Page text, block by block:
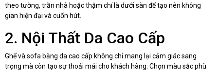
theo tường, trần nhà hoặc thậm chí là dưới sàn để tạo nên không
gian hiện đại và cuốn hút.
2. Nội Thất Da Cao Cấp
Ghế và sofa bằng da cao cấp không chỉ mang lại cảm giác sang
trọng mà còn tạo sự thoải mái cho khách hàng. Chọn màu sắc phù